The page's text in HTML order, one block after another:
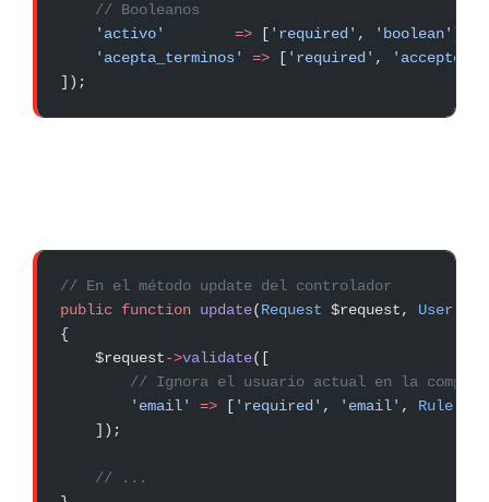
    // Booleanos
    'activo'
        =>
[ 'required' , 'boolean' ],
    'acepta_terminos'
=> [ 'required' , 'accepted'
]);
// En el método update del controlador
public function update(Request $request, User
{
    $request
->validate([
// Ignora el usuario actual en la
        'email'
=> [ 'required' , 'email' , Rule
    ]);
    // ...